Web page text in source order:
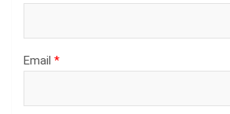
Email *